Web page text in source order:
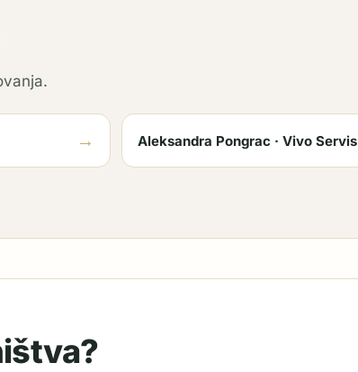
→ Aleksandra Pongrac · Vivo Servis